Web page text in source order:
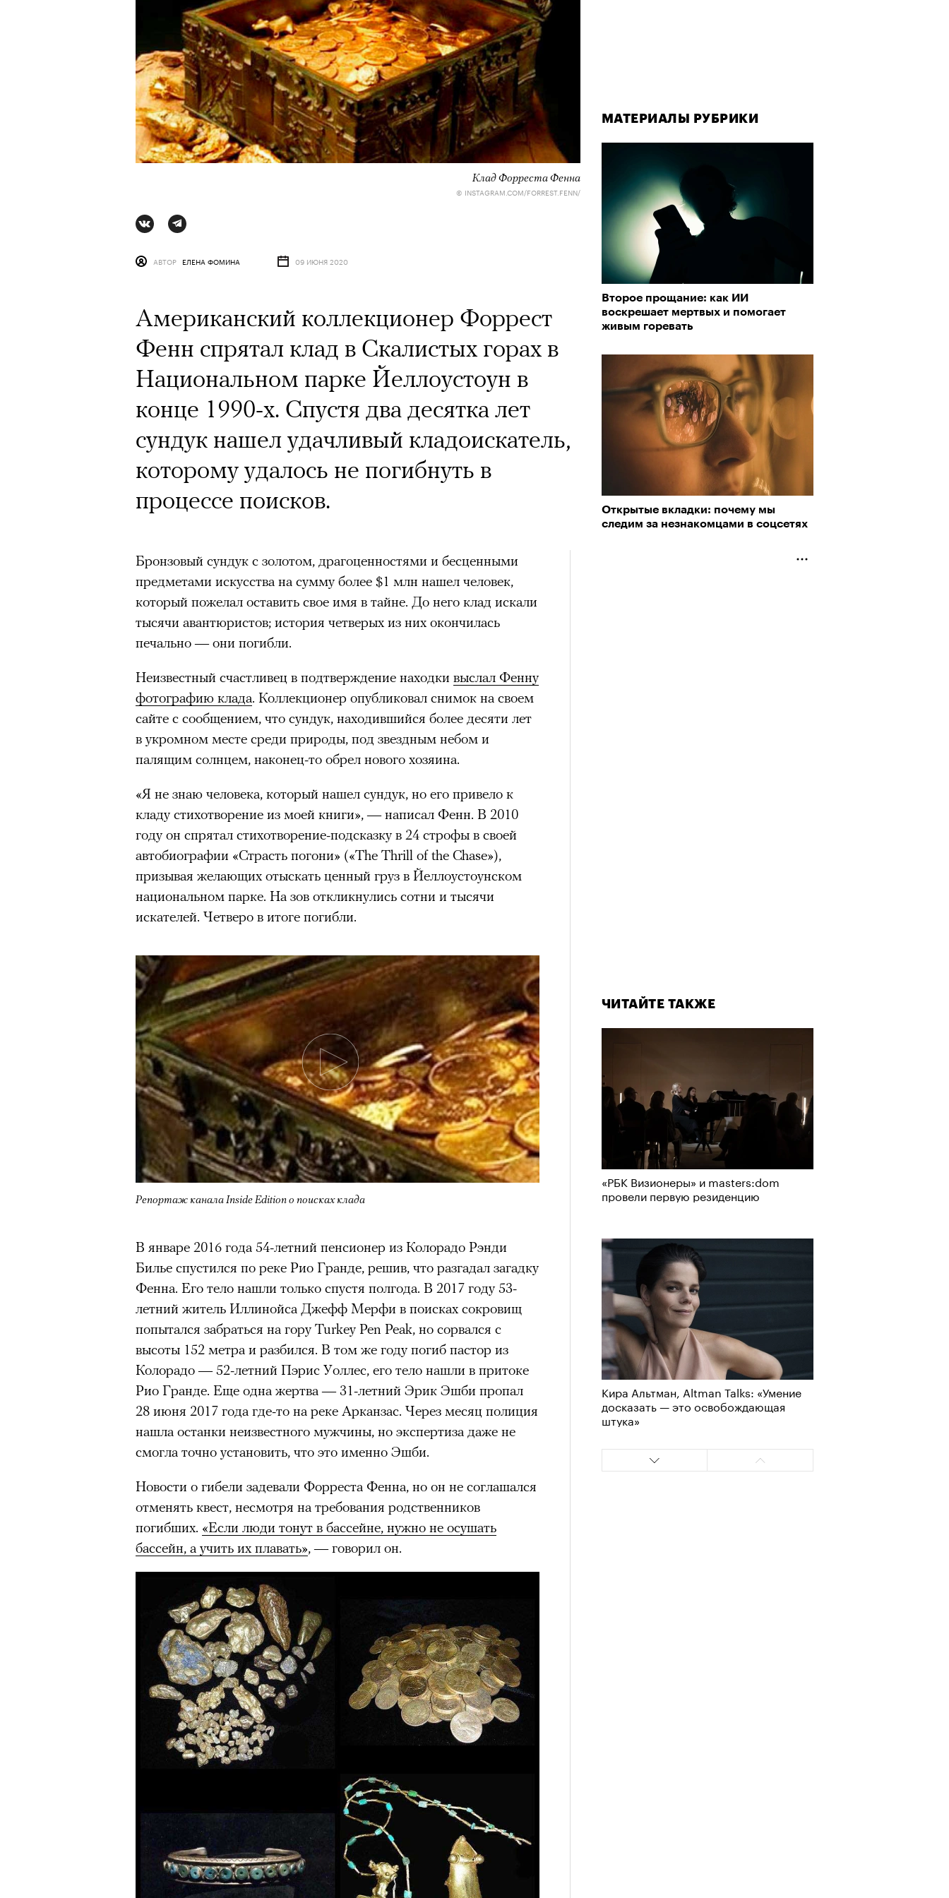
МАТЕРИАЛЫ РУБРИКИ
Второе прощание: как ИИ
воскрешает мертвых и помогает
живым горевать
Открытые вкладки: почему мы
следим за незнакомцами в соцсетях
ЧИТАЙТЕ ТАКЖЕ
«РБК Визионеры» и masters:dom
провели первую резиденцию
Кира Альтман, Altman Talks: «Умение
досказать — это освобождающая
штука»
Клад Форреста Фенна
© INSTAGRAM.COM/FORREST.FENN/
АВТОР ЕЛЕНА ФОМИНА 09 ИЮНЯ 2020
Американский коллекционер Форрест
Фенн спрятал клад в Скалистых горах в
Национальном парке Йеллоустоун в
конце 1990-х. Спустя два десятка лет
сундук нашел удачливый кладоискатель,
которому удалось не погибнуть в
процессе поисков.
Бронзовый сундук с золотом, драгоценностями и бесценными
предметами искусства на сумму более $1 млн нашел человек,
который пожелал оставить свое имя в тайне. До него клад искали
тысячи авантюристов; история четверых из них окончилась
печально — они погибли.
Неизвестный счастливец в подтверждение находки выслал Фенну
фотографию клада. Коллекционер опубликовал снимок на своем
сайте с сообщением, что сундук, находившийся более десяти лет
в укромном месте среди природы, под звездным небом и
палящим солнцем, наконец-то обрел нового хозяина.
«Я не знаю человека, который нашел сундук, но его привело к
кладу стихотворение из моей книги», — написал Фенн. В 2010
году он спрятал стихотворение-подсказку в 24 строфы в своей
автобиографии «Страсть погони» («The Thrill of the Chase»),
призывая желающих отыскать ценный груз в Йеллоустоунском
национальном парке. На зов откликнулись сотни и тысячи
искателей. Четверо в итоге погибли.
00:00 / 00:00
Репортаж канала Inside Edition о поисках клада
В январе 2016 года 54-летний пенсионер из Колорадо Рэнди
Билье спустился по реке Рио Гранде, решив, что разгадал загадку
Фенна. Его тело нашли только спустя полгода. В 2017 году 53-
летний житель Иллинойса Джефф Мерфи в поисках сокровищ
попытался забраться на гору Turkey Pen Peak, но сорвался с
высоты 152 метра и разбился. В том же году погиб пастор из
Колорадо — 52-летний Пэрис Уоллес, его тело нашли в притоке
Рио Гранде. Еще одна жертва — 31-летний Эрик Эшби пропал
28 июня 2017 года где-то на реке Арканзас. Через месяц полиция
нашла останки неизвестного мужчины, но экспертиза даже не
смогла точно установить, что это именно Эшби.
Новости о гибели задевали Форреста Фенна, но он не соглашался
отменять квест, несмотря на требования родственников
погибших. «Если люди тонут в бассейне, нужно не осушать
бассейн, а учить их плавать», — говорил он.
Сможет ли человек прожить 180 лет:
отвечает Станислав Скакун
4 коллаборации, которые нельзя
пропустить
Роузи Хантингтон-Уайтли в рекламной кампании Ekonika
© ПРЕСС-СЛУЖБА EKONIKA
Кампания Ekonika с Роузи Хантингтон-
Уайтли вызвала споры об уместности
работы с зарубежной звездой, расходах
на рекламу и возможном росте цен на
обувь бренда. Попросили разобрать кейс
маркетолога Ирину Зуеву
Ekonika — главный ньюсмейкер последних дней. Российский
бренд снял в осенне-зимней рекламной кампании британскую
супермодель Роузи Хантингтон-Уайтли. Cъемки проходили в
Париже в интерьерах дворца XVIII века, а Роузи позировала с
выложить первые кадры в запрещенной социальной сети, как
получил резкую порцию критики. При этом снимать мировых
звезд отечественные игроки рынка уже привыкли: вспомнить
хотя бы Gloria Jeans и Ирину Шейк, 12 Storeez и Наталью
Водянову и даже далеких от российского контекста Тину Кунаки
1 из 8
Роузи Хантингтон-Уайтли в рекламной кампании
© ПРЕСС-СЛУЖБА EKONIKA
Критикуя кейс с Роузи Хантингтон-Уайтли, одни пользователи
задавались вопросом, почему нельзя было пригласить локальную
звезду, другие делились предположениями, что теперь Ekonika
повысит стоимость своих изделий, чтобы «покрыть» контракт с
зарубежной моделью. 4 августа бренд удалил фото из своего
аккаунта в Instagram(принадлежит компании Meta, чья
деятельность признана экстремистской и запрещена в РФ),но
оставил на своем сайте. При этом в компании пояснили, что
фото удалили из-за территориальных ограничений на
использование контента с супермоделью.
Ирина Зуева, директор по маркетингу restore, бренд-консультант, eх CMO Ekonika
Съемки топ-моделей, инфлюенсеров, деятелей искусства или
спортсменов остаются одним из самых действенных способов
привлечь внимание к бренду. Особенно сейчас, когда любая
новость живет не больше суток, а информационный шум
достигает предельной плотности.
Многие маркетологи мечтают заключить контракт с мировой
звездой — в идеале с безупречной репутацией.
выбирают для рекламных кампаний западных знаменитостей? У
них, как правило, выше медийный вес: о них регулярно пишут
СМИ, за ними следят десятки и сотни миллионов подписчиков.
Исследования узнаваемости также нередко показывают, что
российская аудитория лучше знает мировых звезд, чем многих
отечественных. Привлекая такую персону, бренд рассчитывает на